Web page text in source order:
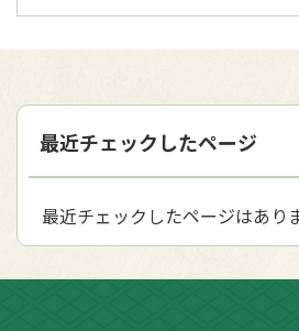
最近チェックしたページ
最近チェックしたページはあり